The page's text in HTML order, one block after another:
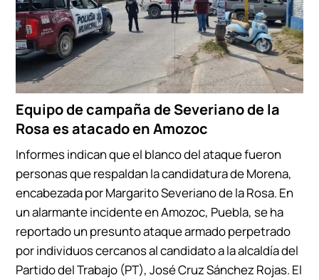
Equipo de campaña de Severiano de la
Rosa es atacado en Amozoc
Informes indican que el blanco del ataque fueron
personas que respaldan la candidatura de Morena,
encabezada por Margarito Severiano de la Rosa. En
un alarmante incidente en Amozoc, Puebla, se ha
reportado un presunto ataque armado perpetrado
por individuos cercanos al candidato a la alcaldía del
Partido del Trabajo (PT), José Cruz Sánchez Rojas. El